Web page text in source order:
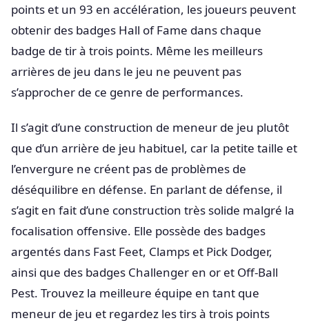
points et un 93 en accélération, les joueurs peuvent
obtenir des badges Hall of Fame dans chaque
badge de tir à trois points. Même les meilleurs
arrières de jeu dans le jeu ne peuvent pas
s’approcher de ce genre de performances.
Il s’agit d’une construction de meneur de jeu plutôt
que d’un arrière de jeu habituel, car la petite taille et
l’envergure ne créent pas de problèmes de
déséquilibre en défense. En parlant de défense, il
s’agit en fait d’une construction très solide malgré la
focalisation offensive. Elle possède des badges
argentés dans Fast Feet, Clamps et Pick Dodger,
ainsi que des badges Challenger en or et Off-Ball
Pest. Trouvez la meilleure équipe en tant que
meneur de jeu et regardez les tirs à trois points